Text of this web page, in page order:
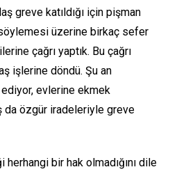
greve katıldığı için pişman
söylemesi üzerine birkaç sefer
çağrı yaptık. Bu çağrı
işlerine döndü. Şu an
evlerine ekmek
da özgür iradeleriyle greve
herhangi bir hak olmadığını dile